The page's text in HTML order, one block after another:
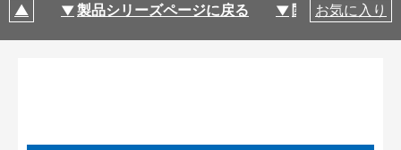
製品シリーズページに戻る 関連部材・関連
お気に入り